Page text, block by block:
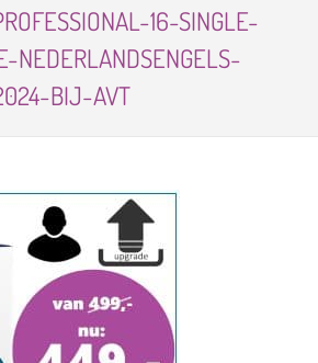
16-SINGLE-
NEDERLANDSENGELS-
BIJ-AVT